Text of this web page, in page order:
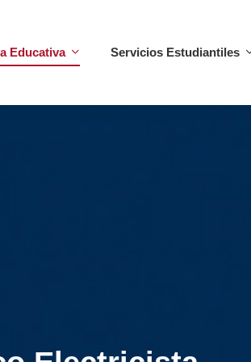
Educativa Servicios Estudiantiles